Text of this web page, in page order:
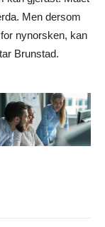
Men dersom
nynorsken, kan
Brunstad.